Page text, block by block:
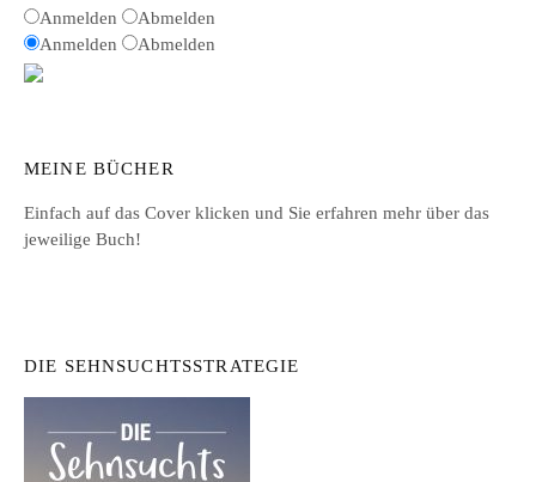
Anmelden
Abmelden
Anmelden
Abmelden
MEINE BÜCHER
Einfach auf das Cover klicken und Sie erfahren mehr über das
jeweilige Buch!
DIE SEHNSUCHTSSTRATEGIE